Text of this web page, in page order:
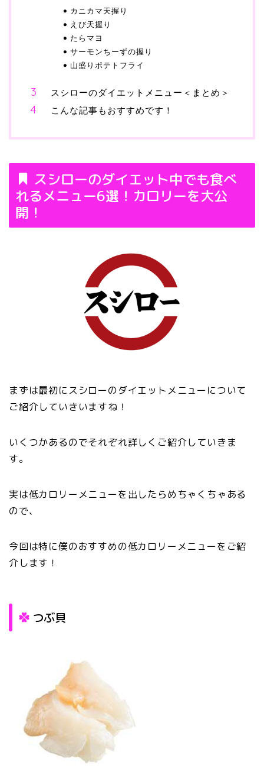
カニカマ天握り
えび天握り
たらマヨ
サーモンちーずの握り
山盛りポテトフライ
スシローのダイエットメニュー＜まとめ＞
こんな記事もおすすめです！
スシローのダイエット中でも食べ
れるメニュー6選！カロリーを大公
開！
まずは最初にスシローのダイエットメニューについて
ご紹介していきいますね！
いくつかあるのでそれぞれ詳しくご紹介していきま
す。
実は低カロリーメニューを出したらめちゃくちゃある
ので、
今回は特に僕のおすすめの低カロリーメニューをご紹
介します！
つぶ貝